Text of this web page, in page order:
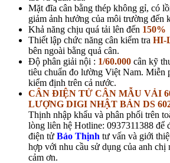
Mặt đĩa cân bằng thép không gỉ, có
giảm ảnh hưởng của môi trường đến
Khả năng chịu quá tải lên đến 150%
Thiết lập chức năng cân kiểm tra HI-
bên ngoài bằng quả cân.
Độ phân giải nội : 1/60.000 cân kỹ
tiêu chuẩn đo lường Việt Nam. Miễn
kiểm định trên cả nước.
CÂN ĐIỆN TỬ CÂN MẪU VẢI
LƯỢNG DIGI NHẬT BẢN DS
Thịnh nhập khẩu và phân phối trên
lòng liên hệ Hotline: 0937311388 để
điện tử Bảo Thịnh tư vấn và giới
hợp với nhu cầu sử dụng của anh chị
cảm ơn.